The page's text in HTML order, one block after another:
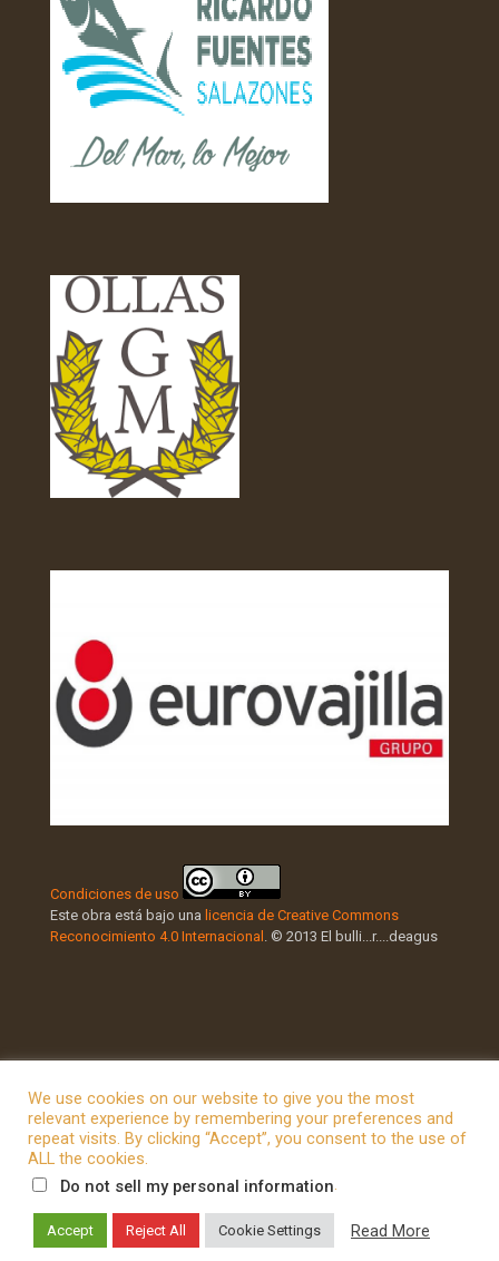
Condiciones de uso
Este obra está bajo una licencia de Creative Commons
Reconocimiento 4.0 Internacional . © 2013 El bulli...r....deagus
© 2026 Betheme by Muffin group
We use cookies on our website to give you the most
relevant experience by remembering your preferences and
repeat visits. By clicking “Accept”, you consent to the use of
ALL the cookies.
Do not sell my personal information.
Accept Reject All Cookie Settings Read More